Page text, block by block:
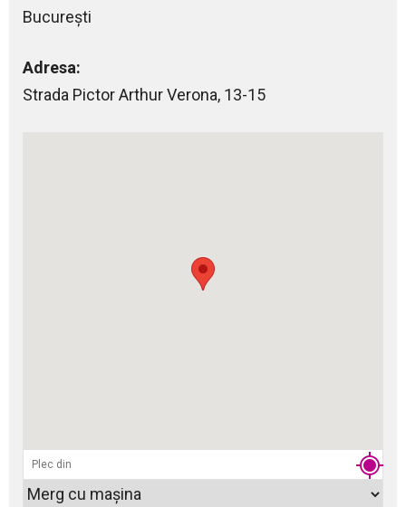
București
Adresa:
Strada Pictor Arthur Verona, 13-15